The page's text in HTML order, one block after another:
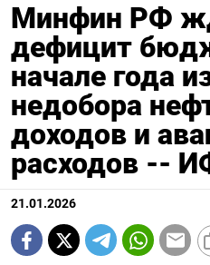
Минфин РФ
дефицит
начале года
недобора
доходов и
расходов --
21.01.2026